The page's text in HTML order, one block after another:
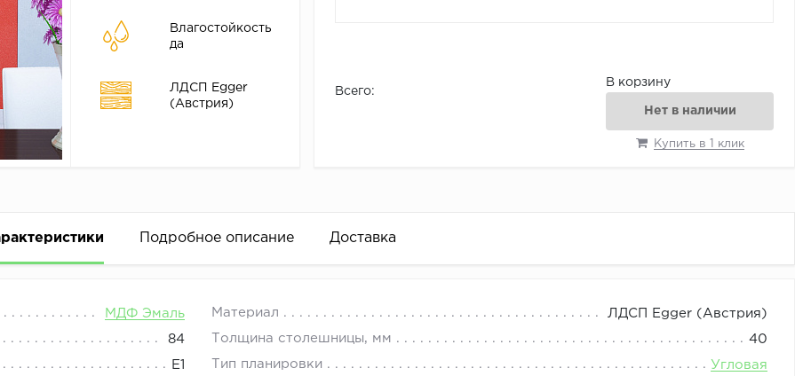
Влагостойкость
да
ЛДСП Egger
(Австрия)
Всего:
В корзину
Нет в наличии
Купить в 1 клик
Подробное описание Доставка
МДФ Эмаль Материал ЛДСП Egger (Австрия)
84 Толщина столешницы, мм 40
E1 Тип планировки Угловая